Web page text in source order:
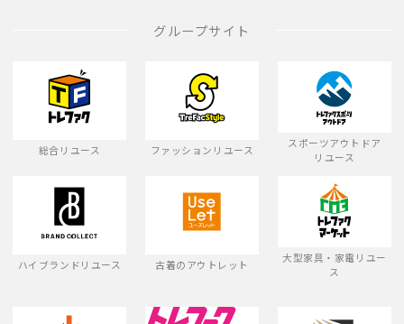
グループサイト
総合リユース ファッションリユース
スポーツアウトドア
リユース
ハイブランドリユース 古着のアウトレット
大型家具・家電リユー
ス